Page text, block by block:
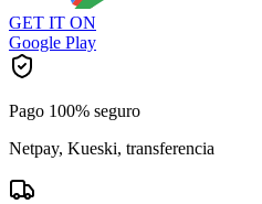
GET IT ON
Google Play
Pago 100% seguro
Netpay, Kueski, transferencia